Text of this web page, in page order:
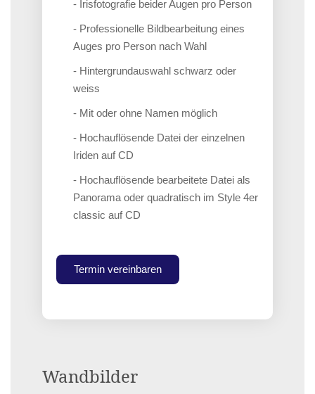
Wandbilder
- Irisfotografie beider Augen pro Person
- Professionelle Bildbearbeitung eines
Auges pro Person nach Wahl
- Hintergrundauswahl schwarz oder
weiss
- Mit oder ohne Namen möglich
- Hochauflösende Datei der einzelnen
Iriden auf CD
- Hochauflösende bearbeitete Datei als
Panorama oder quadratisch im Style 4er
classic auf CD
Termin vereinbaren